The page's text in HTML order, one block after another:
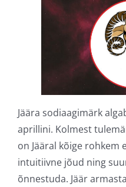
Jäära sodiaagimärk
aprillini. Kolmest
on Jääral kõige rohkem
intuitiivne jõud ning
õnnestuda. Jäär